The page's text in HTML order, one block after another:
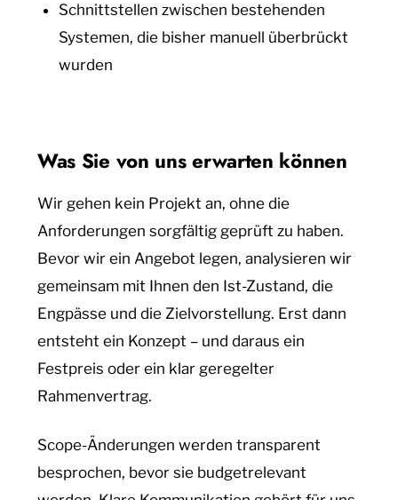
Schnittstellen zwischen bestehenden
Systemen, die bisher manuell überbrückt
wurden
Was Sie von uns erwarten können
Wir gehen kein Projekt an, ohne die
Anforderungen sorgfältig geprüft zu haben.
Bevor wir ein Angebot legen, analysieren wir
gemeinsam mit Ihnen den Ist-Zustand, die
Engpässe und die Zielvorstellung. Erst dann
entsteht ein Konzept – und daraus ein
Festpreis oder ein klar geregelter
Rahmenvertrag.
Scope-Änderungen werden transparent
besprochen, bevor sie budgetrelevant